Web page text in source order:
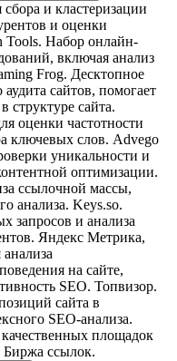
и кластеризации
и оценки
Tools. Набор онлайн-
включая анализ
Frog. Десктопное
сайтов, помогает
структуре сайта.
оценки частотности
ключевых слов. Advego
уникальности и
оптимизации.
ссылочной массы,
анализа. Keys.so.
запросов и анализа
Яндекс Метрика,
на сайте,
SEO. Топвизор.
сайта в
SEO-анализа.
площадок
Биржа ссылок.